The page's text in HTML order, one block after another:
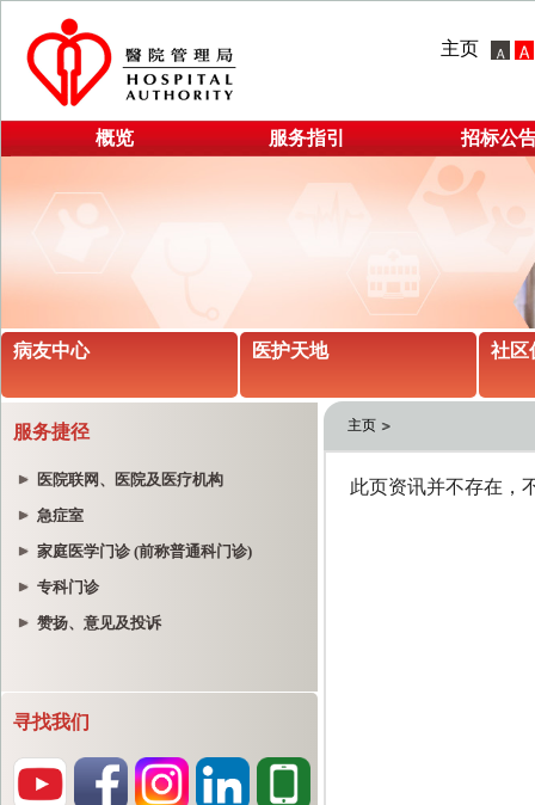
主页
概览 服务指引 招标公
病友中心 医护天地 社区
服务捷径
医院联网、医院及医疗机构
急症室
家庭医学门诊 (前称普通科门诊)
专科门诊
赞扬、意见及投诉
寻找我们
主页